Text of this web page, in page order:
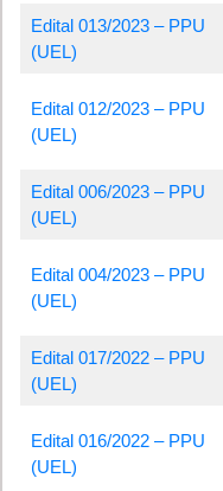
Edital 013/2023 – PPU
(UEL)
Edital 012/2023 – PPU
(UEL)
Edital 006/2023 – PPU
(UEL)
Edital 004/2023 – PPU
(UEL)
Edital 017/2022 – PPU
(UEL)
Edital 016/2022 – PPU
(UEL)